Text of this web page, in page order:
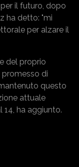
il futuro, dopo
ha detto: "mi
per alzare il
del proprio
di
questo
attuale
14, ha aggiunto.